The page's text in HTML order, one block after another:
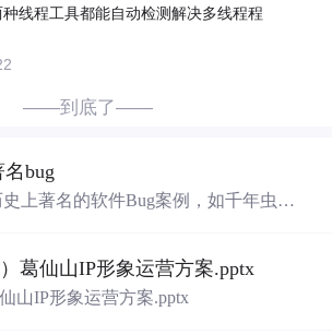
线程工具都能自动检测解决多线程程
——到底了——
名bug
上著名的软件Bug案例，如千年虫问
）葛仙山IP形象运营方案.pptx
山IP形象运营方案.pptx